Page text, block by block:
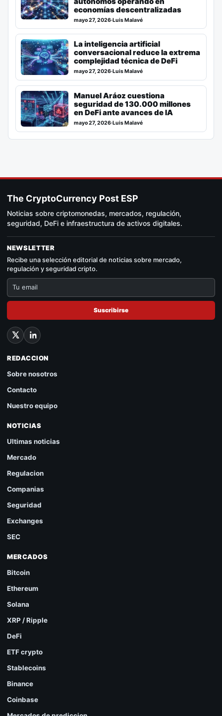
economías descentralizadas
mayo 27, 2026·Luis Malavé
La inteligencia artificial
conversacional reduce la extrema
complejidad técnica de DeFi
mayo 27, 2026·Luis Malavé
Manuel Aráoz cuestiona
seguridad de 130.000 millones
en DeFi ante avances de IA
mayo 27, 2026·Luis Malavé
The CryptoCurrency Post ESP
Noticias sobre criptomonedas, mercados, regulación,
seguridad, DeFi e infraestructura de activos digitales.
NEWSLETTER
Recibe una selección editorial de noticias sobre mercado,
regulación y seguridad cripto.
Suscribirse
REDACCION
Sobre nosotros
Contacto
Nuestro equipo
NOTICIAS
Ultimas noticias
Mercado
Regulacion
Companias
Seguridad
Exchanges
SEC
MERCADOS
Bitcoin
Ethereum
Solana
XRP / Ripple
DeFi
ETF crypto
Stablecoins
Binance
Coinbase